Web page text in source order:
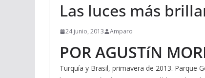
Las luces más
24 junio, 2013 Amparo
POR AGUSTíN
Turquía y Brasil, primavera de 2013. Parque